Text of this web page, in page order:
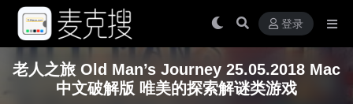
登录
老人之旅 Old Man’s Journey 25.05.2018 Mac
中文破解版 唯美的探索解谜类游戏